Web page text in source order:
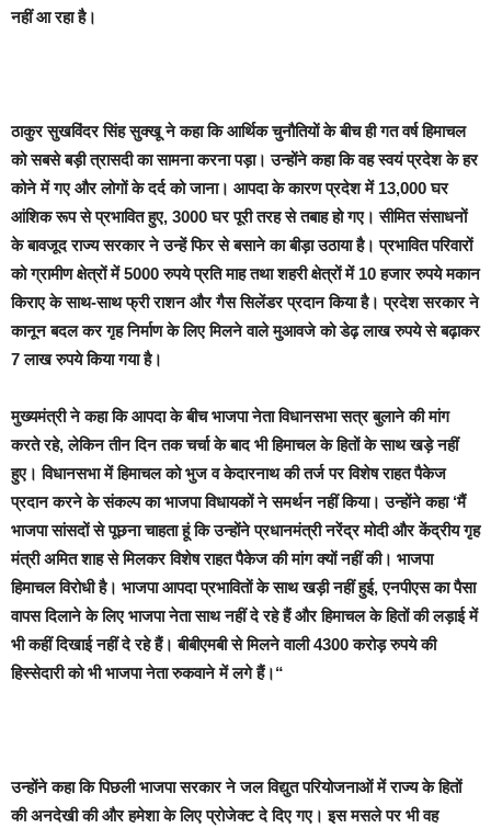
नहीं आ रहा है।
ठाकुर सुखविंदर सिंह सुक्खू ने कहा कि आर्थिक चुनौतियों के बीच ही गत वर्ष हिमाचल
को सबसे बड़ी त्रासदी का सामना करना पड़ा। उन्होंने कहा कि वह स्वयं प्रदेश के हर
कोने में गए और लोगों के दर्द को जाना। आपदा के कारण प्रदेश में 13,000 घर
आंशिक रूप से प्रभावित हुए, 3000 घर पूरी तरह से तबाह हो गए। सीमित संसाधनों
के बावजूद राज्य सरकार ने उन्हें फिर से बसाने का बीड़ा उठाया है। प्रभावित परिवारों
को ग्रामीण क्षेत्रों में 5000 रुपये प्रति माह तथा शहरी क्षेत्रों में 10 हजार रुपये मकान
किराए के साथ-साथ फ्री राशन और गैस सिलेंडर प्रदान किया है। प्रदेश सरकार ने
कानून बदल कर गृह निर्माण के लिए मिलने वाले मुआवजे को डेढ़ लाख रुपये से बढ़ाकर
7 लाख रुपये किया गया है।
मुख्यमंत्री ने कहा कि आपदा के बीच भाजपा नेता विधानसभा सत्र बुलाने की मांग
करते रहे, लेकिन तीन दिन तक चर्चा के बाद भी हिमाचल के हितों के साथ खड़े नहीं
हुए। विधानसभा में हिमाचल को भुज व केदारनाथ की तर्ज पर विशेष राहत पैकेज
प्रदान करने के संकल्प का भाजपा विधायकों ने समर्थन नहीं किया। उन्होंने कहा ‘मैं
भाजपा सांसदों से पूछना चाहता हूं कि उन्होंने प्रधानमंत्री नरेंद्र मोदी और केंद्रीय गृह
मंत्री अमित शाह से मिलकर विशेष राहत पैकेज की मांग क्यों नहीं की। भाजपा
हिमाचल विरोधी है। भाजपा आपदा प्रभावितों के साथ खड़ी नहीं हुई, एनपीएस का पैसा
वापस दिलाने के लिए भाजपा नेता साथ नहीं दे रहे हैं और हिमाचल के हितों की लड़ाई में
भी कहीं दिखाई नहीं दे रहे हैं। बीबीएमबी से मिलने वाली 4300 करोड़ रुपये की
हिस्सेदारी को भी भाजपा नेता रुकवाने में लगे हैं।“
उन्होंने कहा कि पिछली भाजपा सरकार ने जल विद्युत परियोजनाओं में राज्य के हितों
की अनदेखी की और हमेशा के लिए प्रोजेक्ट दे दिए गए। इस मसले पर भी वह